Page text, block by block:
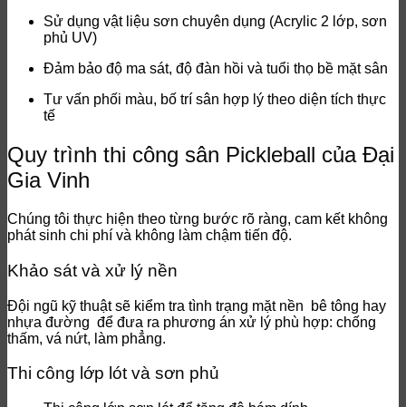
Sử dụng vật liệu sơn chuyên dụng (Acrylic 2 lớp, sơn
phủ UV)
Đảm bảo độ ma sát, độ đàn hồi và tuổi thọ bề mặt sân
Tư vấn phối màu, bố trí sân hợp lý theo diện tích thực
tế
Quy trình thi công sân Pickleball của Đại
Gia Vinh
Chúng tôi thực hiện theo từng bước rõ ràng, cam kết không
phát sinh chi phí và không làm chậm tiến độ.
Khảo sát và xử lý nền
Đội ngũ kỹ thuật sẽ kiểm tra tình trạng mặt nền bê tông hay
nhựa đường để đưa ra phương án xử lý phù hợp: chống
thấm, vá nứt, làm phẳng.
Thi công lớp lót và sơn phủ